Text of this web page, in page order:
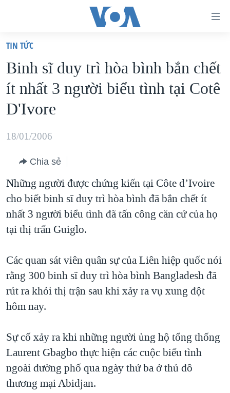
truy
cập
Tới
nội
chính
hướng
chính
Đi
tới
VIỆT NAM
HOA KỲ
BIỂN ĐÔNG
THẾ GIỚI
DIỄN ĐÀN
MỤC
TỰ DO BÁO CHÍ
VẠCH TRẦN TIN GIẢ
ĐỜI SỐNG
KINH TẾ
KHOA HỌC
SỨC KHOẺ
VĂN HOÁ
THỂ THAO
GIÁO DỤC
CHUYÊN ĐỀ
CHIẾN TRANH THƯƠNG MẠI CỦA MỸ: QUÁ KHỨ VÀ HIỆN
TẠI
GIẢI MÃ VÀNH ĐAI & CON ĐƯỜNG
NGÀY TỊ NẠN THẾ GIỚI
GROUND ZERO – XƯA VÀ NAY
CHI PHÍ CHIẾN TRANH AFGHANISTAN
CÁC GIÁ TRỊ CỘNG HÒA Ở VIỆT NAM
HỌC TIẾNG ANH
NGHE
MẠNG XÃ HỘI
Ngôn ngữ khác
TIN TỨC
Binh sĩ duy trì hòa bình bắn chết
ít nhất 3 người biểu tình tại Cotê
D'Ivore
18/01/2006
Chia sẻ
Những người được chứng kiến tại Côte d’Ivoire
cho biết binh sĩ duy trì hòa bình đã bắn chết ít
nhất 3 người biểu tình đã tấn công căn cứ của họ
tại thị trấn Guiglo.
Các quan sát viên quân sự của Liên hiệp quốc nói
rằng 300 binh sĩ duy trì hòa bình Bangladesh đã
rút ra khỏi thị trận sau khi xảy ra vụ xung đột
hôm nay.
Sự cố xảy ra khi những người ủng hộ tổng thống
Laurent Gbagbo thực hiện các cuộc biểu tình
ngoài đường phố qua ngày thứ ba ở thủ đô
thương mại Abidjan.